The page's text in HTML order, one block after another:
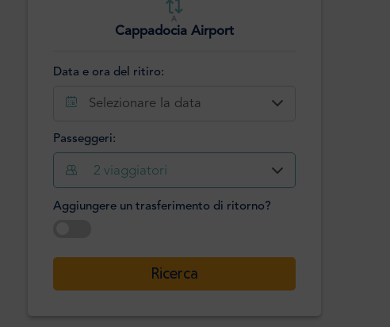
A
Cappadocia Airport
Data e ora del ritiro:
Selezionare la data
Ora
:
Minuto
Confermare
Passeggeri:
2 viaggiatori
Aggiungere un trasferimento di ritorno?
Ricerca